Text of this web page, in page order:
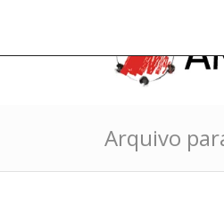
Arquivo